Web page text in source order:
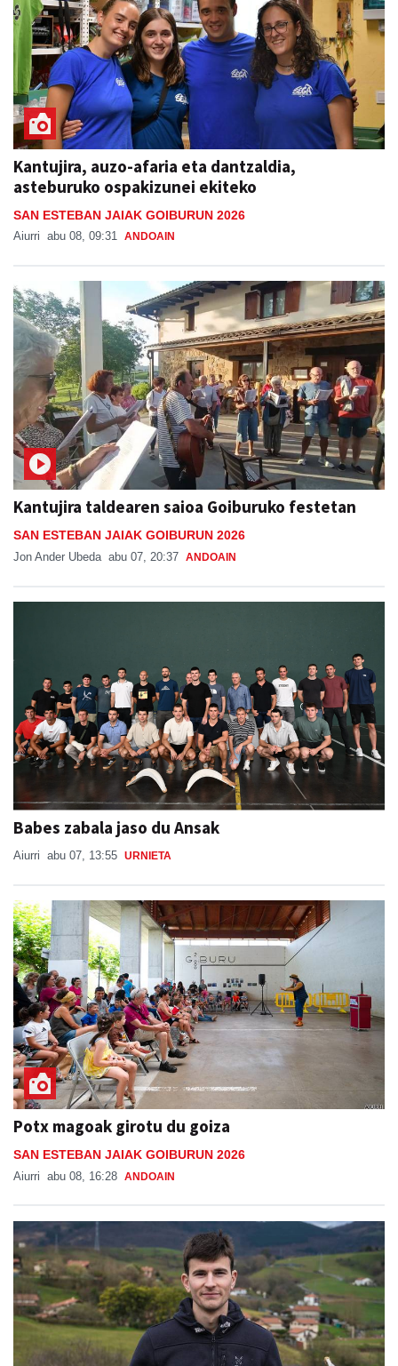
Kantujira, auzo-afaria eta dantzaldia,
asteburuko ospakizunei ekiteko
SAN ESTEBAN JAIAK GOIBURUN 2026
Aiurri abu 08, 09:31 ANDOAIN
Kantujira taldearen saioa Goiburuko festetan
SAN ESTEBAN JAIAK GOIBURUN 2026
Jon Ander Ubeda abu 07, 20:37 ANDOAIN
Babes zabala jaso du Ansak
Aiurri abu 07, 13:55 URNIETA
Potx magoak girotu du goiza
SAN ESTEBAN JAIAK GOIBURUN 2026
Aiurri abu 08, 16:28 ANDOAIN